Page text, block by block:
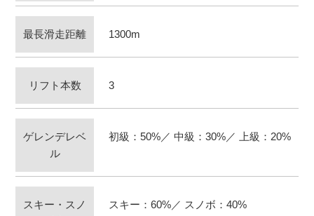
最長滑走距離 1300m
リフト本数 3
ゲレンデレベ
ル
初級：50%／ 中級：30%／ 上級：20%
スキー・スノ
スキー：60%／ スノボ：40%